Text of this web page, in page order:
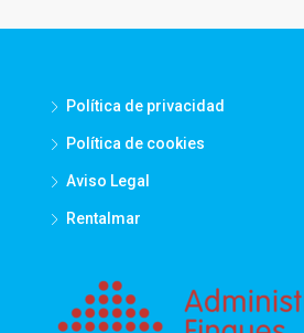
Política de privacidad
Política de cookies
Aviso Legal
Rentalmar